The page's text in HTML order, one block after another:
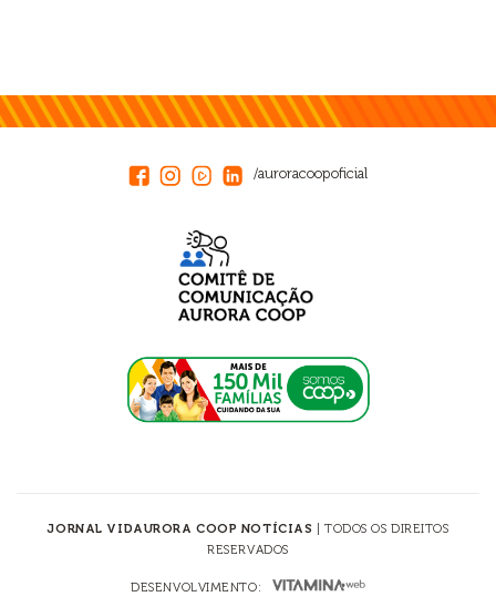
/auroracoopoficial
JORNAL VIDAURORA COOP NOTÍCIAS | TODOS OS DIREITOS
RESERVADOS
DESENVOLVIMENTO: